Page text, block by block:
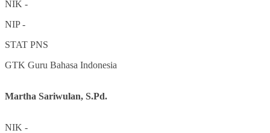
NIK -
NIP-
STAT PNS
GTK Guru Bahasa Indonesia
Martha Sariwulan, S.Pd.
NIK -